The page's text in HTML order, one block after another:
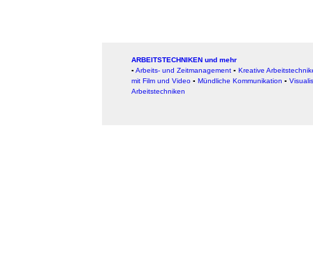
ARBEITSTECHNIKEN und mehr
▪ Arbeits- und Zeitmanagement ▪ Kreative
mit Film und Video ▪ Mündliche Kommunikation ▪
Arbeitstechniken